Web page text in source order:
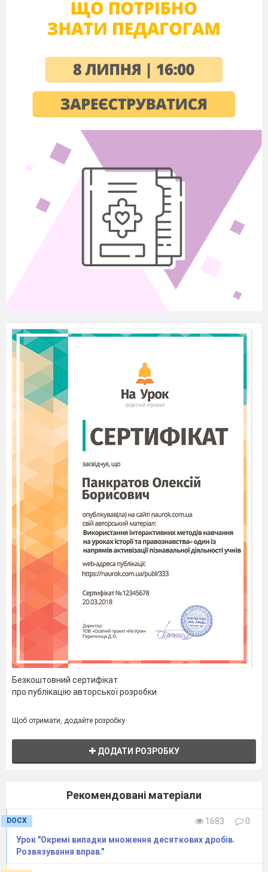
Порівняти дроби: а) і ; б)
в)
.
Накреслити координатний промінь.
Позначити на ньому дроби
У Миколки 36 акваріумних рибок, з них
становлять неони. Скільки неонів
було у Миколки?
У магазині першого дня продали 30 кг
яблук, що становить
усіх яблук.
Скільки всього кілограмів яблук було у
При яких натуральних значеннях
дріб
Безкоштовний сертифікат
про публікацію авторської розробки
Щоб отримати, додайте розробку
ДОДАТИ РОЗРОБКУ
Рекомендовані матеріали
DOCX 1683
0
Урок "Окремі випадки множення десяткових дробів.
Розвязування вправ."